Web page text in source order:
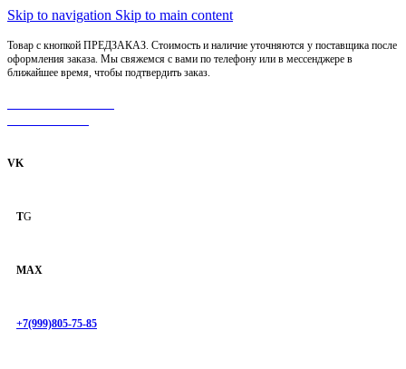
Skip to navigation Skip to main content
Товар с кнопкой ПРЕДЗАКАЗ. Стоимость и наличие уточняются у поставщика после
оформления заказа. Мы свяжемся с вами по телефону или в мессенджере в
ближайшее время, чтобы подтвердить заказ.
VK
TG
MAX
+7(999)805-75-85